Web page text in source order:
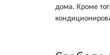
дома. Кроме